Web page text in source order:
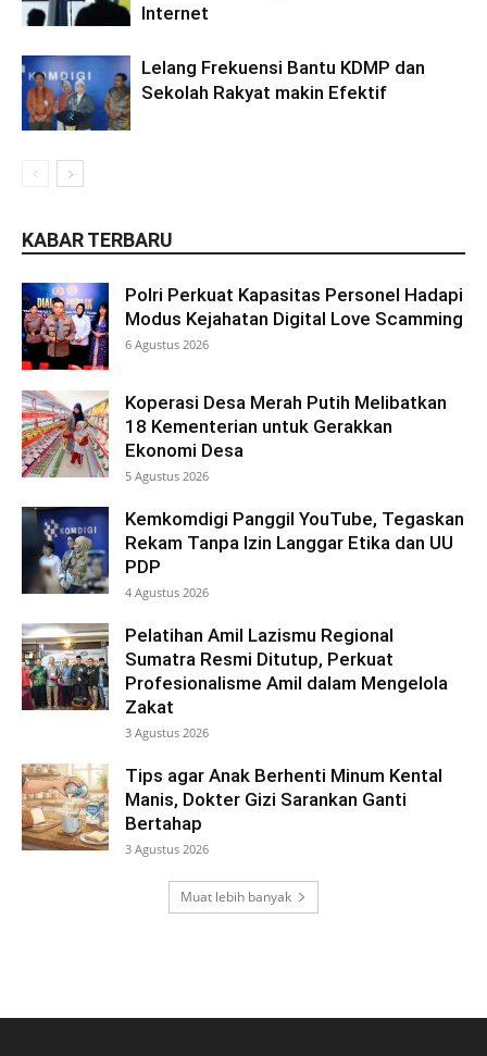
Internet
Lelang Frekuensi Bantu KDMP dan
Sekolah Rakyat makin Efektif
KABAR TERBARU
Polri Perkuat Kapasitas Personel Hadapi
Modus Kejahatan Digital Love Scamming
6 Agustus 2026
Koperasi Desa Merah Putih Melibatkan
18 Kementerian untuk Gerakkan
Ekonomi Desa
5 Agustus 2026
Kemkomdigi Panggil YouTube, Tegaskan
Rekam Tanpa Izin Langgar Etika dan UU
PDP
4 Agustus 2026
Pelatihan Amil Lazismu Regional
Sumatra Resmi Ditutup, Perkuat
Profesionalisme Amil dalam Mengelola
Zakat
3 Agustus 2026
Tips agar Anak Berhenti Minum Kental
Manis, Dokter Gizi Sarankan Ganti
Bertahap
3 Agustus 2026
Muat lebih banyak